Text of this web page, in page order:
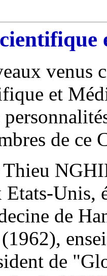
venus
et
de ce
Etats-Unis,
de
de